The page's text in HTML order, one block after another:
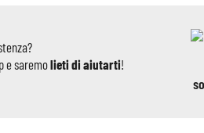
e saremolieti di aiutarti!